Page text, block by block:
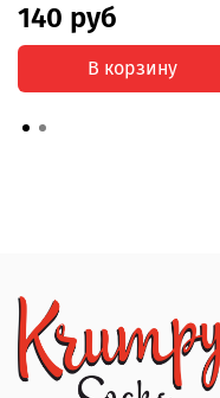
140 руб
В корзину